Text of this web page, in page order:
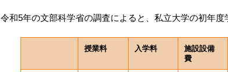
令和5年の文部科学省の調査によると、私立大学の初年度
授業料 入学料
施設設備
費